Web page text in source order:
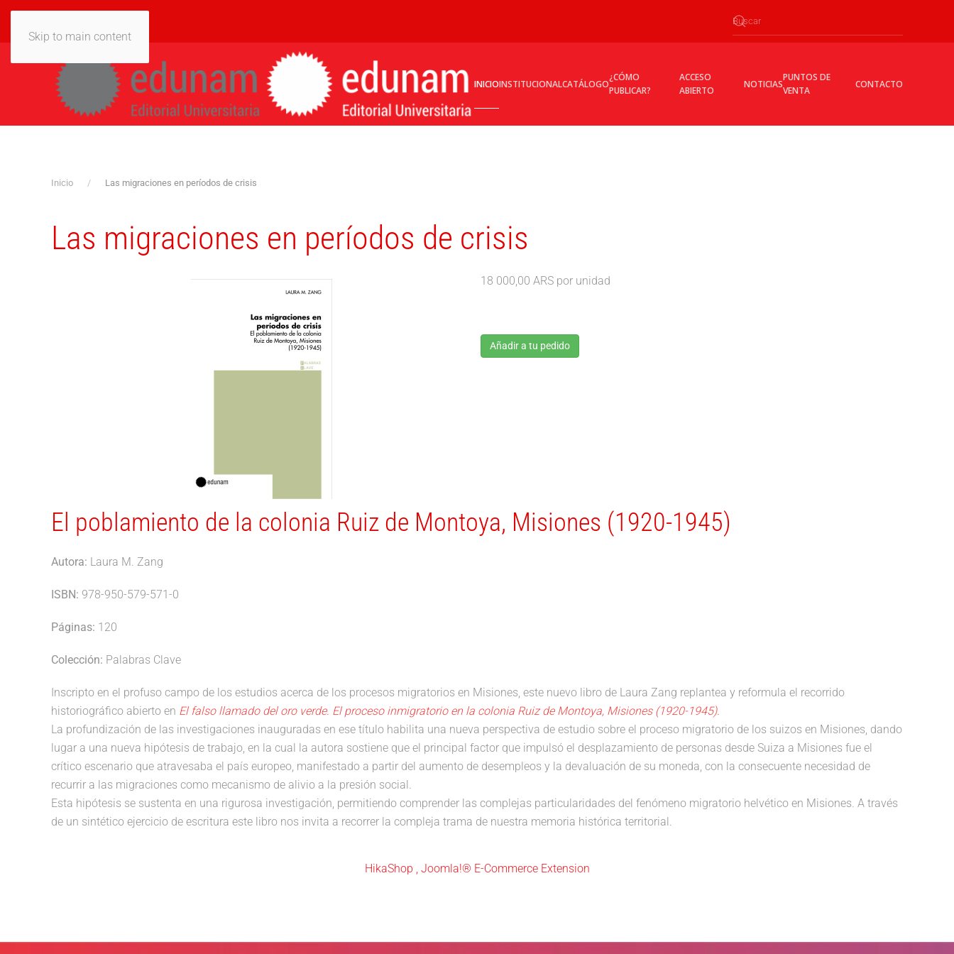
Skip to main content
INICIOINSTITUCIONALCATÁLOGO
¿CÓMO
PUBLICAR?
ACCESO
ABIERTO
NOTICIAS
PUNTOS DE
VENTA
CONTACTO
Inicio Las migraciones en períodos de crisis
Las migraciones en períodos de crisis
18 000,00 ARS por unidad
Añadir a tu pedido
El poblamiento de la colonia Ruiz de Montoya, Misiones (1920-1945)
Autora: Laura M. Zang
ISBN: 978-950-579-571-0
Páginas: 120
Colección: Palabras Clave
Inscripto en el profuso campo de los estudios acerca de los procesos migratorios en Misiones, este nuevo libro de Laura Zang replantea y reformula el recorrido
historiográfico abierto en El falso llamado del oro verde. El proceso inmigratorio en la colonia Ruiz de Montoya, Misiones (1920-1945).
La profundización de las investigaciones inauguradas en ese título habilita una nueva perspectiva de estudio sobre el proceso migratorio de los suizos en Misiones, dando
lugar a una nueva hipótesis de trabajo, en la cual la autora sostiene que el principal factor que impulsó el desplazamiento de personas desde Suiza a Misiones fue el
crítico escenario que atravesaba el país europeo, manifestado a partir del aumento de desempleos y la devaluación de su moneda, con la consecuente necesidad de
recurrir a las migraciones como mecanismo de alivio a la presión social.
Esta hipótesis se sustenta en una rigurosa investigación, permitiendo comprender las complejas particularidades del fenómeno migratorio helvético en Misiones. A través
de un sintético ejercicio de escritura este libro nos invita a recorrer la compleja trama de nuestra memoria histórica territorial.
HikaShop , Joomla!® E-Commerce Extension